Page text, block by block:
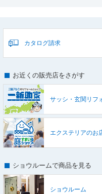
カタログ請求
お近くの販売店をさがす
サッシ・玄関リフ
エクステリアのお
ショウルームで商品を見る
ショウルーム